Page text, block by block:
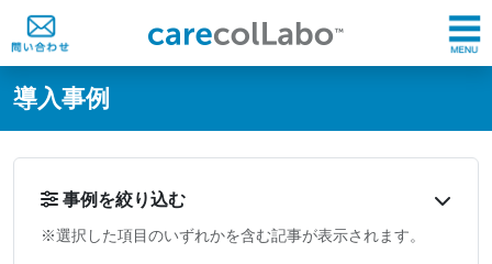
@ -0,0 +1,60 @@
導入事例
事例を絞り込む
※選択した項目のいずれかを含む記事が表示されます。